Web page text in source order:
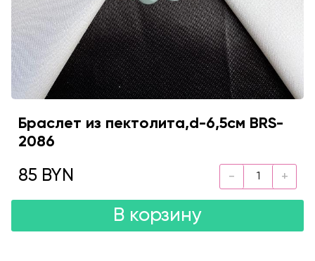
Браслет из пектолита,d-6,5см BRS-
2086
85 BYN
В корзину